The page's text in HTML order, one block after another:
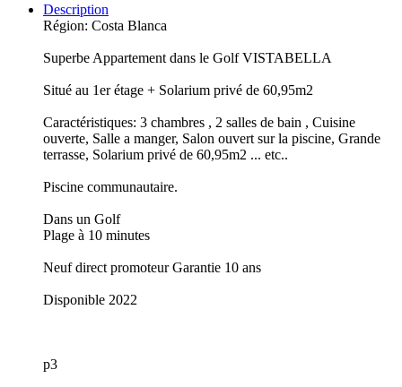
Description
Région: Costa Blanca
Superbe Appartement dans le Golf VISTABELLA
Situé au 1er étage + Solarium privé de 60,95m2
Caractéristiques: 3 chambres , 2 salles de bain , Cuisine
ouverte, Salle a manger, Salon ouvert sur la piscine, Grande
terrasse, Solarium privé de 60,95m2 ... etc..
Piscine communautaire.
Dans un Golf
Plage à 10 minutes
Neuf direct promoteur Garantie 10 ans
Disponible 2022
p3